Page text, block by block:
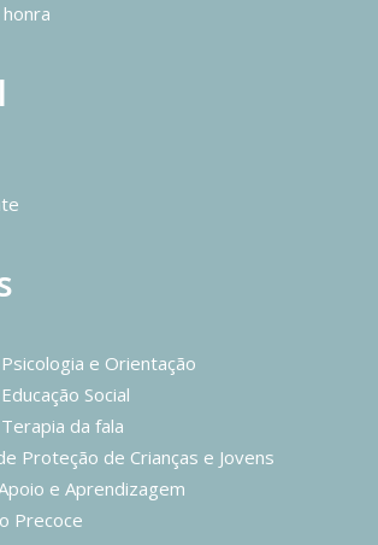
e Orientação
Social
da fala
Proteção de Crianças e Jovens
e Aprendizagem
Precoce